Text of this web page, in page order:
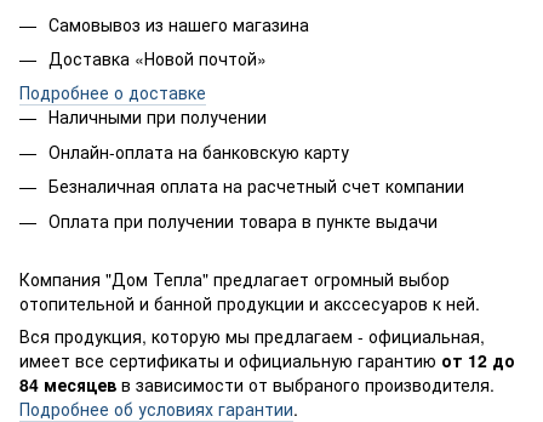
Самовывоз из нашего магазина
Доставка «Новой почтой»
Подробнее о доставке
Наличными при получении
Онлайн-оплата на банковскую карту
Безналичная оплата на расчетный счет компании
Оплата при получении товара в пункте выдачи
Компания "Дом Тепла" предлагает огромный выбор
отопительной и банной продукции и акссесуаров к ней.
Вся продукция, которую мы предлагаем - официальная,
имеет все сертификаты и официальную гарантию от 12 до
84 месяцев в зависимости от выбраного производителя.
Подробнее об условиях гарантии.